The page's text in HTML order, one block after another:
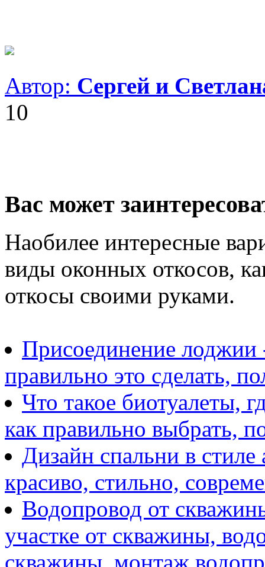
Автор: Сергей и
10
Вас может
Наобилее интересные
виды оконных откосов,
откосы своими руками.
Присоединение лоджии
правильно это сделать,
Что такое биотуалеты,
как правильно выбрать,
Дизайн спальни в
красиво, стильно,
Водопровод от
участке от скважины,